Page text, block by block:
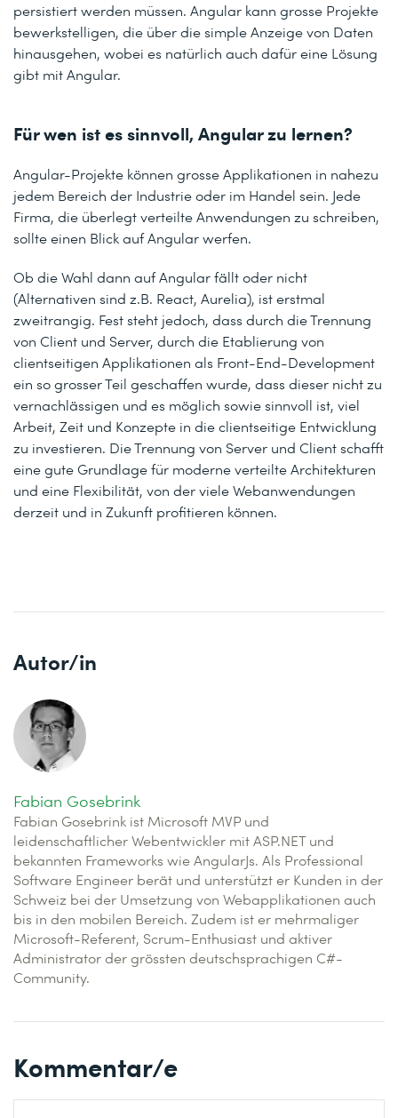
persistiert werden müssen. Angular kann grosse Projekte
bewerkstelligen, die über die simple Anzeige von Daten
hinausgehen, wobei es natürlich auch dafür eine Lösung
gibt mit Angular.
Für wen ist es sinnvoll, Angular zu lernen?
Angular-Projekte können grosse Applikationen in nahezu
jedem Bereich der Industrie oder im Handel sein. Jede
Firma, die überlegt verteilte Anwendungen zu schreiben,
sollte einen Blick auf Angular werfen.
Ob die Wahl dann auf Angular fällt oder nicht
(Alternativen sind z.B. React, Aurelia), ist erstmal
zweitrangig. Fest steht jedoch, dass durch die Trennung
von Client und Server, durch die Etablierung von
clientseitigen Applikationen als Front-End-Development
ein so grosser Teil geschaffen wurde, dass dieser nicht zu
vernachlässigen und es möglich sowie sinnvoll ist, viel
Arbeit, Zeit und Konzepte in die clientseitige Entwicklung
zu investieren. Die Trennung von Server und Client schafft
eine gute Grundlage für moderne verteilte Architekturen
und eine Flexibilität, von der viele Webanwendungen
derzeit und in Zukunft profitieren können.
Autor/in
Fabian Gosebrink
Fabian Gosebrink ist Microsoft MVP und
leidenschaftlicher Webentwickler mit ASP.NET und
bekannten Frameworks wie AngularJs. Als Professional
Software Engineer berät und unterstützt er Kunden in der
Schweiz bei der Umsetzung von Webapplikationen auch
bis in den mobilen Bereich. Zudem ist er mehrmaliger
Microsoft-Referent, Scrum-Enthusiast und aktiver
Administrator der grössten deutschsprachigen C#-
Community.
Kommentar/e